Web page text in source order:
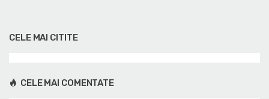
CELE MAI CITITE
CELE MAI COMENTATE